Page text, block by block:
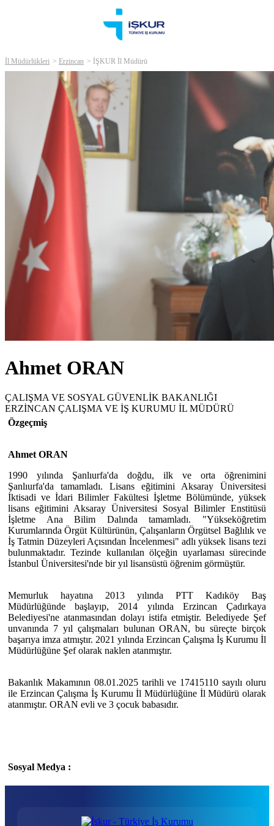
İl Müdürlükleri Erzincan İŞKUR İl Müdürü
Ahmet ORAN
ÇALIŞMA VE SOSYAL GÜVENLİK BAKANLIĞI
ERZİNCAN ÇALIŞMA VE İŞ KURUMU İL MÜDÜRÜ
Özgeçmiş
Ahmet ORAN
1990 yılında Şanlıurfa'da doğdu, ilk ve orta öğrenimini
Şanlıurfa'da tamamladı. Lisans eğitimini Aksaray Üniversitesi
İktisadi ve İdari Bilimler Fakültesi İşletme Bölümünde, yüksek
lisans eğitimini Aksaray Üniversitesi Sosyal Bilimler Enstitüsü
İşletme Ana Bilim Dalında tamamladı. "Yükseköğretim
Kurumlarında Örgüt Kültürünün, Çalışanların Örgütsel Bağlılık ve
İş Tatmin Düzeyleri Açısından İncelenmesi" adlı yüksek lisans tezi
bulunmaktadır. Tezinde kullanılan ölçeğin uyarlaması sürecinde
İstanbul Üniversitesi'nde bir yıl lisansüstü öğrenim görmüştür.
Memurluk hayatına 2013 yılında PTT Kadıköy Baş
Müdürlüğünde başlayıp, 2014 yılında Erzincan Çadırkaya
Belediyesi'ne atanmasından dolayı istifa etmiştir. Belediyede Şef
unvanında 7 yıl çalışmaları bulunan ORAN, bu süreçte birçok
başarıya imza atmıştır. 2021 yılında Erzincan Çalışma İş Kurumu İl
Müdürlüğüne Şef olarak naklen atanmıştır.
Bakanlık Makamının 08.01.2025 tarihli ve 17415110 sayılı oluru
ile Erzincan Çalışma İş Kurumu İl Müdürlüğüne İl Müdürü olarak
atanmıştır. ORAN evli ve 3 çocuk babasıdır.
Sosyal Medya :